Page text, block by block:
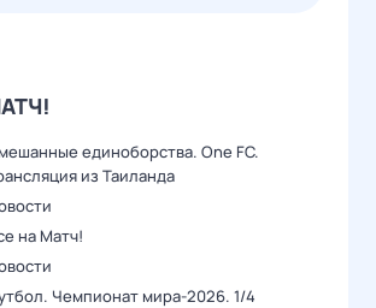
единоборства. One FC.
из Таиланда
на Матч!
Чемпионат мира-2026. 1/4